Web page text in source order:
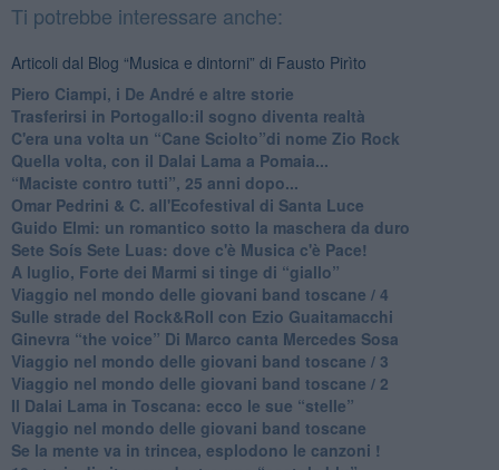
Ti potrebbe interessare anche:
Articoli dal Blog “Musica e dintorni” di Fausto Pirìto
​Piero Ciampi, i De André e altre storie
​Trasferirsi in Portogallo:il sogno diventa realtà
​C'era una volta un “Cane Sciolto”di nome Zio Rock
Quella volta, con il Dalai Lama a Pomaia...
​“Maciste contro tutti”, 25 anni dopo...
​Omar Pedrini & C. all'Ecofestival di Santa Luce
Guido Elmi: un romantico sotto la maschera da duro
Sete Soís Sete Luas: dove c'è Musica c'è Pace!
​A luglio, Forte dei Marmi si tinge di “giallo”
Viaggio nel mondo delle giovani band toscane / 4
Sulle strade del Rock&Roll con Ezio Guaitamacchi
​Ginevra “the voice” Di Marco canta Mercedes Sosa
Viaggio nel mondo delle giovani band toscane / 3
​Viaggio nel mondo delle giovani band toscane / 2
Il Dalai Lama in Toscana: ecco le sue “stelle”
Viaggio nel mondo delle giovani band toscane
Se la mente va in trincea, esplodono le canzoni !